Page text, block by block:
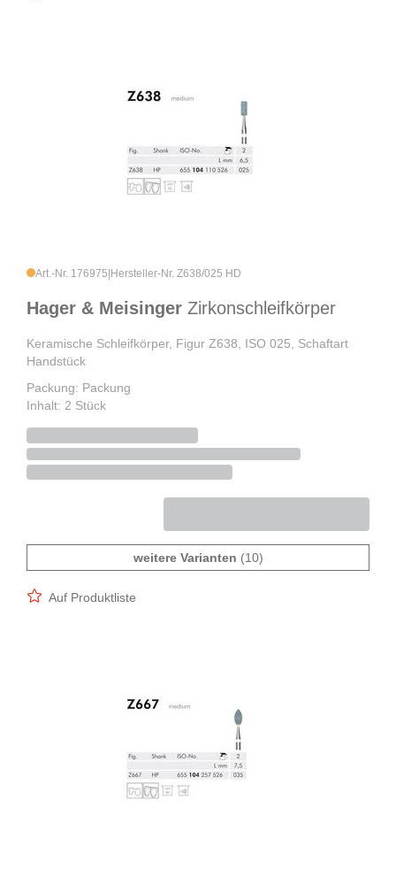
Art.-Nr. 176975 Hersteller-Nr. Z638/025 HD
Hager & Meisinger Zirkonschleifkörper
Keramische Schleifkörper, Figur Z638, ISO 025, Schaftart
Handstück
Packung: Packung
Inhalt: 2 Stück
weitere Varianten (10)
Auf Produktliste